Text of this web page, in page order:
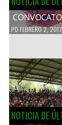
PD FEBRERO 2, 2017
NOTICIA DE